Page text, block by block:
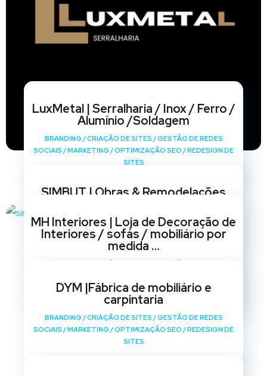
LuxMetal | Serralharia / Inox / Ferro /
Alumínio /Soldagem
BRANDING /CRIAÇÃO DE SITES /GESTÃO DE REDES
SOCIAIS /MARKETING /OPTIMIZAÇÃO SEO /REDESIGN DE
SITES
SIMBUT | Obras & Remodelações
SOCIAIS /MARKETING OPTIMIZAÇÃO SEO/ REDESIGN DE
SITES
MH Interiores | Loja de Decoração de
Interiores / sofás / mobiliário por
medida …
SITES
DYM |Fábrica de mobiliário e
carpintaria
BRANDING /CRIAÇÃO DE SITES /GESTÃO DE REDES
SOCIAIS /MARKETING /OPTIMIZAÇÃO SEO /REDESIGN DE
SITES